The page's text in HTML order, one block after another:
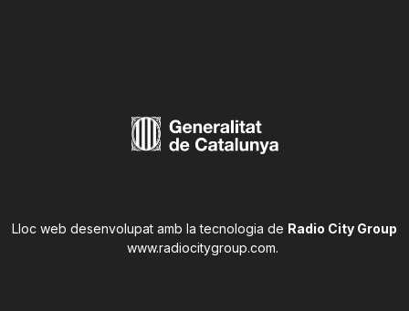
Lloc web desenvolupat amb la tecnologia de Radio City Group
www.radiocitygroup.com.